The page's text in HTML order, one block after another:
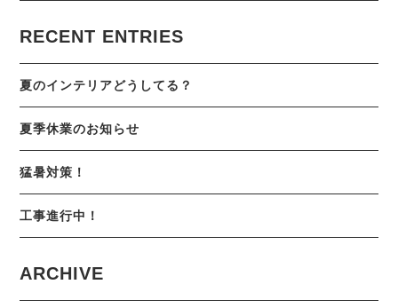
RECENT ENTRIES
夏のインテリアどうしてる？
夏季休業のお知らせ
猛暑対策！
工事進行中！
ARCHIVE